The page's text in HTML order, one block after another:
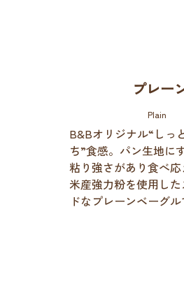
プレー
Plain
B&Bオリジナル“しっ
ち”食感。パン生地に
粘り強さがあり食べ
米産強力粉を使用し
ドなプレーンベーグル